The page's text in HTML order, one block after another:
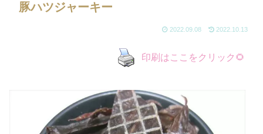
豚ハツジャーキー
2022.09.08 2022.10.13
印刷はここをクリック🌻